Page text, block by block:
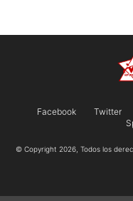
Facebook Twitter
© Copyright 2026, Todos los